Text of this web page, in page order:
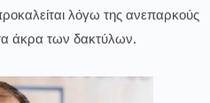
λόγω της ανεπαρκούς
άκρα των δακτύλων.